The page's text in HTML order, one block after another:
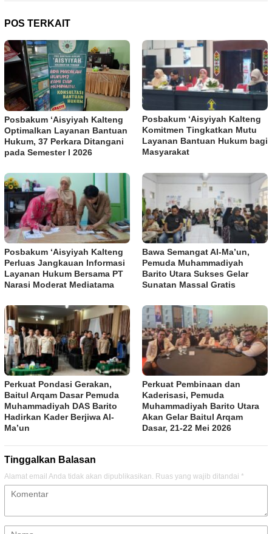
POS TERKAIT
Posbakum ‘Aisyiyah Kalteng
Optimalkan Layanan Bantuan
Hukum, 37 Perkara Ditangani
pada Semester I 2026
Posbakum ‘Aisyiyah Kalteng
Komitmen Tingkatkan Mutu
Layanan Bantuan Hukum bagi
Masyarakat
Posbakum ‘Aisyiyah Kalteng
Perluas Jangkauan Informasi
Layanan Hukum Bersama PT
Narasi Moderat Mediatama
Bawa Semangat Al-Ma’un,
Pemuda Muhammadiyah
Barito Utara Sukses Gelar
Sunatan Massal Gratis
Perkuat Pondasi Gerakan,
Baitul Arqam Dasar Pemuda
Muhammadiyah DAS Barito
Hadirkan Kader Berjiwa Al-
Ma’un
Perkuat Pembinaan dan
Kaderisasi, Pemuda
Muhammadiyah Barito Utara
Akan Gelar Baitul Arqam
Dasar, 21-22 Mei 2026
Tinggalkan Balasan
Alamat email Anda tidak akan dipublikasikan. Ruas yang wajib ditandai *